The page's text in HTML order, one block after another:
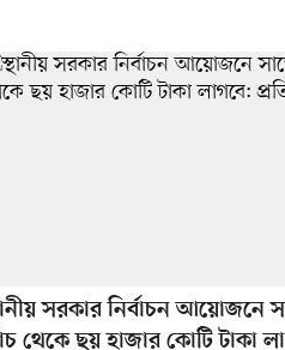
সরকার নির্বাচন আয়োজনে
থেকে ছয় হাজার কোটি টাকা